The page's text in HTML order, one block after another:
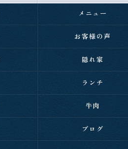
メニュー
お客様の声
隠れ家
ランチ
牛肉
ブログ